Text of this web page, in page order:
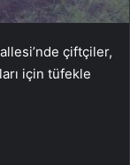
çiftçiler,
için tüfekle